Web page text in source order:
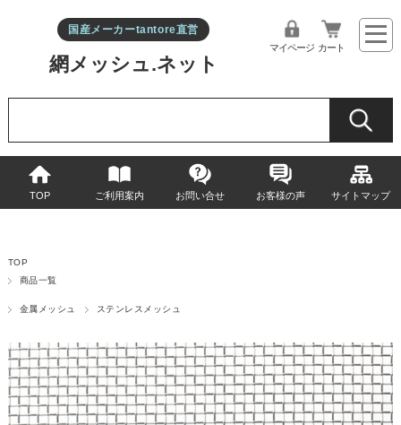
網メッシュ.ネット
国産メーカーtantore直営
マイページ カート
TOP ご利用案内 お問い合せ お客様の声 サイトマップ
TOP
商品一覧
金属メッシュ ステンレスメッシュ